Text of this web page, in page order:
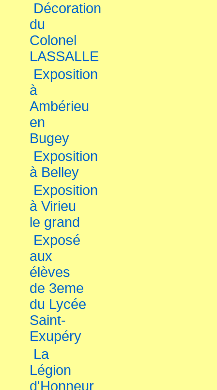
Décoration
du
Colonel
LASSALLE
Exposition
à
Ambérieu
en
Bugey
Exposition
à Belley
Exposition
à Virieu
le grand
Exposé
aux
élèves
de 3eme
du Lycée
Saint-
Exupéry
La
Légion
d'Honneur